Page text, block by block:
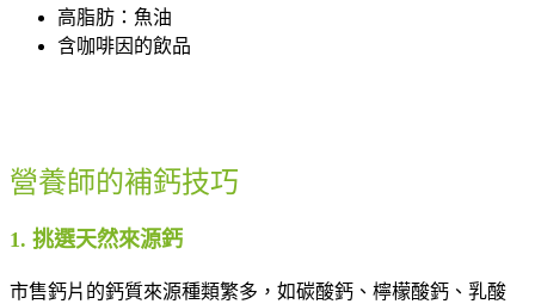
高脂肪：魚油
含咖啡因的飲品
營養師的補鈣技巧
1. 挑選天然來源鈣
市售鈣片的鈣質來源種類繁多，如碳酸鈣、檸檬酸鈣、乳酸